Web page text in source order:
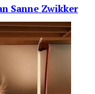
Sanne Zwikker